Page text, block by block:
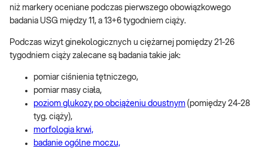
niż markery oceniane podczas pierwszego obowiązkowego
badania USG między 11, a 13+6 tygodniem ciąży.
Podczas wizyt ginekologicznych u ciężarnej pomiędzy 21-26
tygodniem ciąży zalecane są badania takie jak:
pomiar ciśnienia tętniczego,
pomiar masy ciała,
poziom glukozy po obciążeniu doustnym (pomiędzy 24-28
tyg. ciąży),
morfologia krwi,
badanie ogólne moczu,